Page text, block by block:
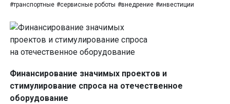
#транспортные #сервисные роботы #внедрение #инвестиции
Финансирование значимых проектов и
стимулирование спроса на отечественное
оборудование